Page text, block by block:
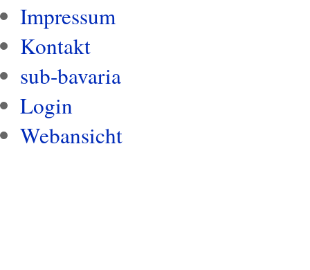
Impressum
Kontakt
sub-bavaria
Login
Webansicht